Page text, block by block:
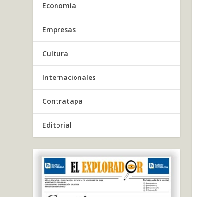
Economía
Empresas
Cultura
Internacionales
Contratapa
Editorial